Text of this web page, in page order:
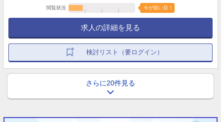
閲覧状況 今が狙い目！
求人の詳細を見る
検討リスト（要ログイン）
さらに20件見る